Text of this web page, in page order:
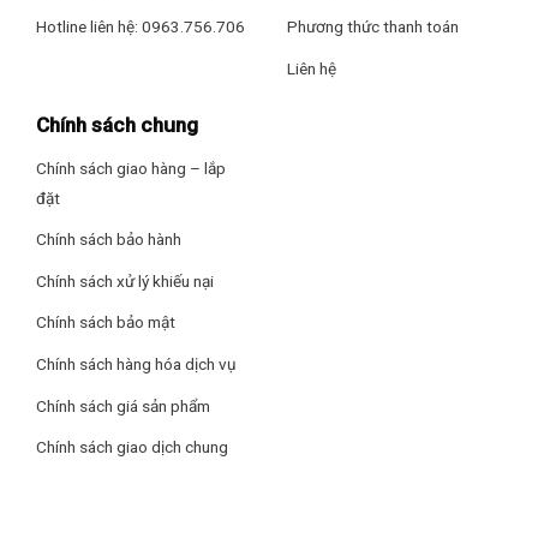
Hotline liên hệ: 0963.756.706 Phương thức thanh toán
Liên hệ
Chính sách chung
Chính sách giao hàng – lắp
đặt
Chính sách bảo hành
Chính sách xử lý khiếu nại
Chính sách bảo mật
Chính sách hàng hóa dịch vụ
Chính sách giá sản phẩm
Chính sách giao dịch chung